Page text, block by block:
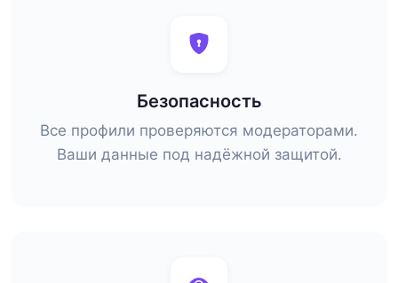
Безопасность
Все профили проверяются модераторами.
Ваши данные под надёжной защитой.